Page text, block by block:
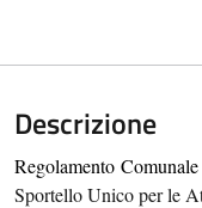
Descrizione
Regolamento C
Sportello Unico per le